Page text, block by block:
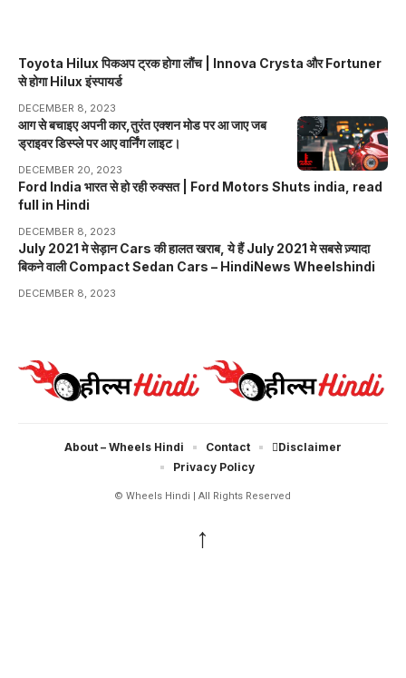
Toyota Hilux पिकअप ट्रक होगा लौंच | Innova Crysta और Fortuner
से होगा Hilux इंस्पायर्ड
DECEMBER 8, 2023
आग से बचाइए अपनी कार,तुरंत एक्शन मोड पर आ जाए जब
ड्राइवर डिस्प्ले पर आए वार्निंग लाइट।
DECEMBER 20, 2023
Ford India भारत से हो रही रुक्सत | Ford Motors Shuts india, read
full in Hindi
DECEMBER 8, 2023
July 2021 मे सेड़ान Cars की हालत खराब, ये हैं July 2021 मे सबसे ज़्यादा
बिकने वाली Compact Sedan Cars – HindiNews Wheelshindi
DECEMBER 8, 2023
© Wheels Hindi | All Rights Reserved
About – Wheels Hindi Contact
Disclaimer
Privacy Policy
↑